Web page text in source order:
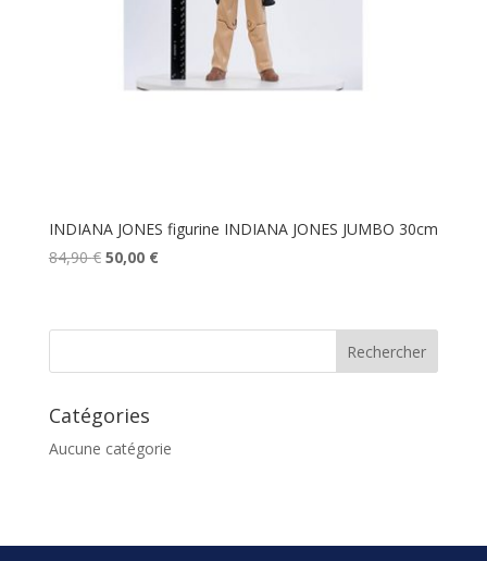
INDIANA JONES figurine INDIANA JONES JUMBO 30cm
84,90€ Le
était :
50,00 €Le
est :
Catégories
Aucune catégorie